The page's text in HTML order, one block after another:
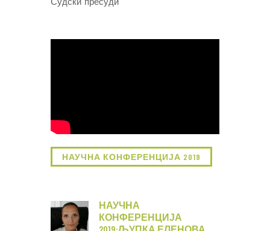
НАУЧНА КОНФЕРЕНЦИЈА 2019
НАУЧНА
КОНФЕРЕНЦИЈА